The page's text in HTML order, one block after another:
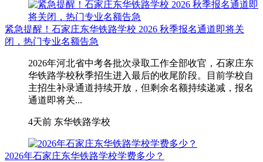
紧急提醒！石家庄东华铁路学校 2026 秋季报名通道即将关
闭，热门专业名额告急
2026年河北省中考各批次录取工作全部收官，石家庄东
华铁路学校秋季招生进入最后的收尾阶段。目前学校自
主招生补录通道持续开放，但剩余名额持续递减，报名
通道即将关...
4天前 东华铁路学校
2026年石家庄东华铁路学校学费多少？